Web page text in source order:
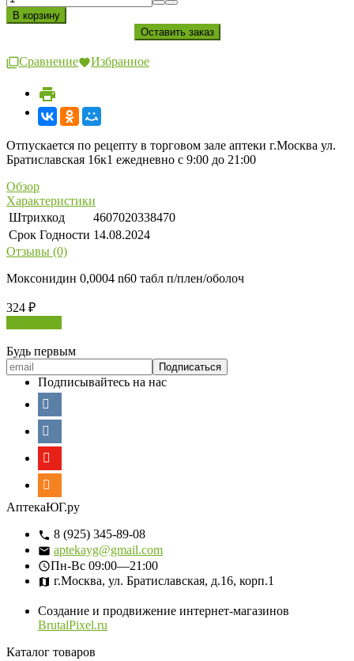
Сравнение Избранное
Отпускается по рецепту в торговом зале аптеки г.Москва ул.
Братиславская 16к1 ежедневно с 9:00 до 21:00
Обзор
Характеристики
Штрихкод
4607020338470
Срок Годности 14.08.2024
Отзывы (0)
Моксонидин 0,0004 n60 табл п/плен/оболоч
324 ₽
Будь первым
Подписывайтесь на нас
АптекаЮГ.ру
8 (925) 345-89-08
aptekayg@gmail.com
Пн-Вс 09:00—21:00
г.Москва, ул. Братиславская, д.16, корп.1
Создание и продвижение интернет-магазинов
BrutalPixel.ru
Каталог товаров